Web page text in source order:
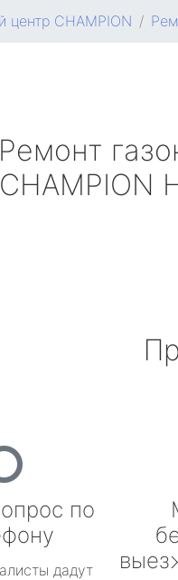
центр CHAMPION
Ремонт
CHAMPION
по
дадут